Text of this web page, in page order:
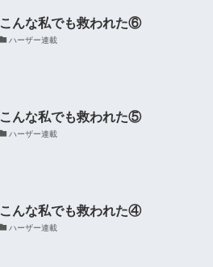
こんな私でも救われた⑥
ハーザー連載
こんな私でも救われた⑤
ハーザー連載
こんな私でも救われた④
ハーザー連載